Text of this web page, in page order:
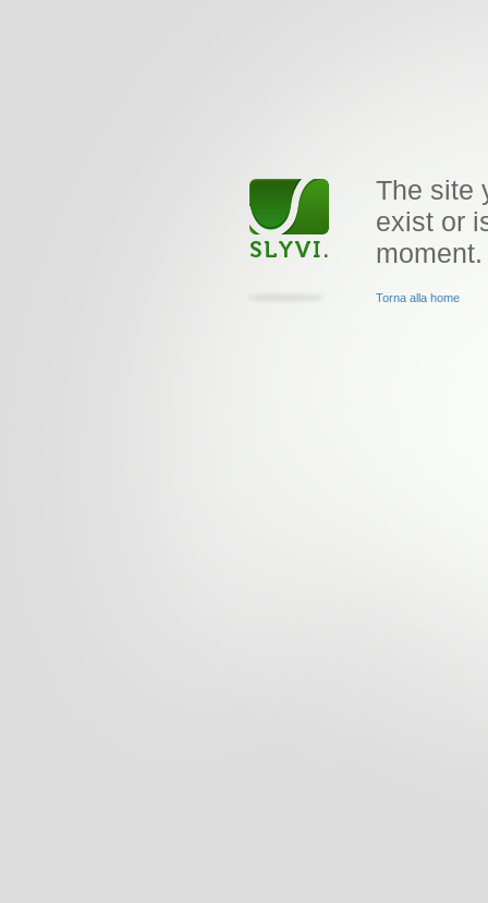
The site
exist or
moment.
Torna alla home